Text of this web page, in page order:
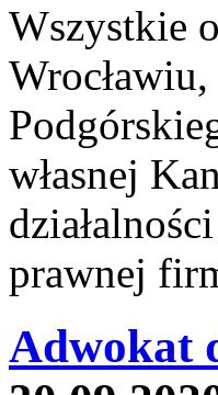
Wszystkie
własnej
prawnej
Adwokat